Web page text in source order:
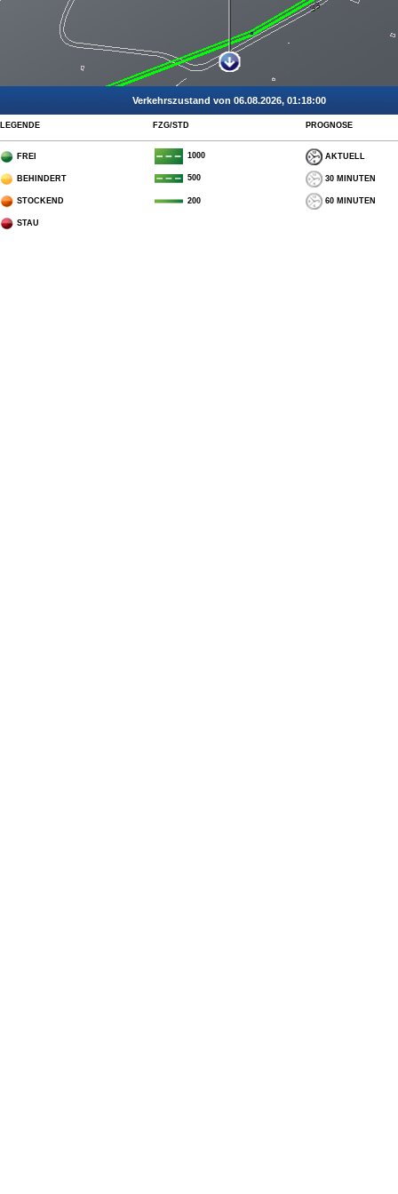
Verkehrszustand von 06.08.2026, 01:18:00
LEGENDE FZG/STD PROGNOSE
FREI 1000 AKTUELL
BEHINDERT 500 30 MINUTEN
STOCKEND 200 60 MINUTEN
STAU